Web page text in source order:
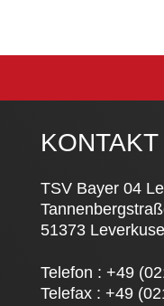
KONTAKT
TSV Bayer 04
51373
Telefon : +49
Telefax : +49